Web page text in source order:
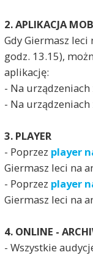
2. APLIKACJA
Gdy Giermasz
godz. 13.15),
aplikację:
- Na
- Na
3. PLAYER
- Poprzez player
Giermasz leci na
- Poprzez player
Giermasz leci na
4. ONLINE -
- Wszystkie